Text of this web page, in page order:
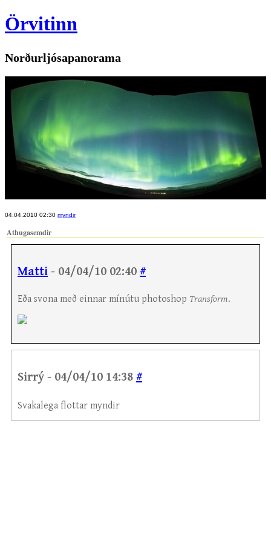
Örvitinn
Norðurljósapanorama
04.04.2010 02:30 myndir
Athugasemdir
Matti - 04/04/10 02:40 #
Eða svona með einnar mínútu photoshop Transform.
Sirrý - 04/04/10 14:38 #
Svakalega flottar myndir